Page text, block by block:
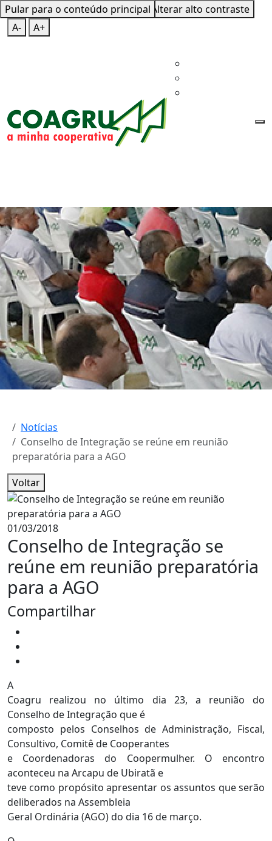
Pular para o conteúdo principal
Mapa do SiteTeclas de Atalho
Alterar alto contraste
A-
A+
Notícias
Conselho de Integração se reúne em reunião
preparatória para a AGO
Voltar
01/03/2018
Conselho de Integração se
reúne em reunião preparatória
para a AGO
Compartilhar
A
Coagru realizou no último dia 23, a reunião do
Conselho de Integração que é
composto pelos Conselhos de Administração, Fiscal,
Consultivo, Comitê de Cooperantes
e Coordenadoras do Coopermulher. O encontro
aconteceu na Arcapu de Ubiratã e
teve como propósito apresentar os assuntos que serão
deliberados na Assembleia
Geral Ordinária (AGO) do dia 16 de março.